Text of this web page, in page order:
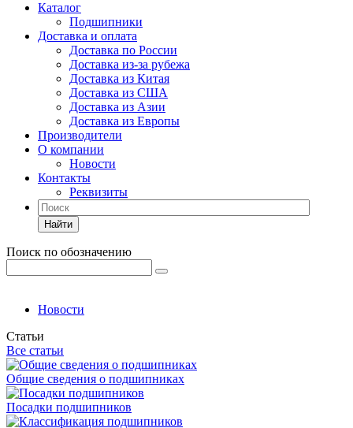
Каталог
Подшипники
Доставка и оплата
Доставка по России
Доставка из-за рубежа
Доставка из Китая
Доставка из США
Доставка из Азии
Доставка из Европы
Производители
О компании
Новости
Контакты
Реквизиты
Найти
Поиск по обозначению
Новости
Статьи
Все статьи
Общие сведения о подшипниках
Посадки подшипников